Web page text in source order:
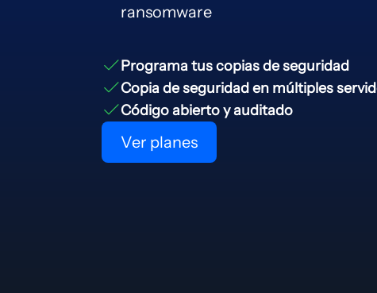
ransomware
Programa tus copias de seguridad
Copia de seguridad en múltiples
Código abierto y auditado
Ver planes